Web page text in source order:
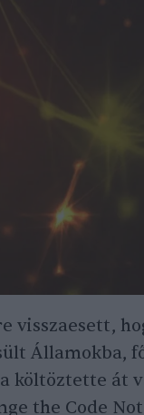
visszaesett,
Államokba,
költöztette át
the Code